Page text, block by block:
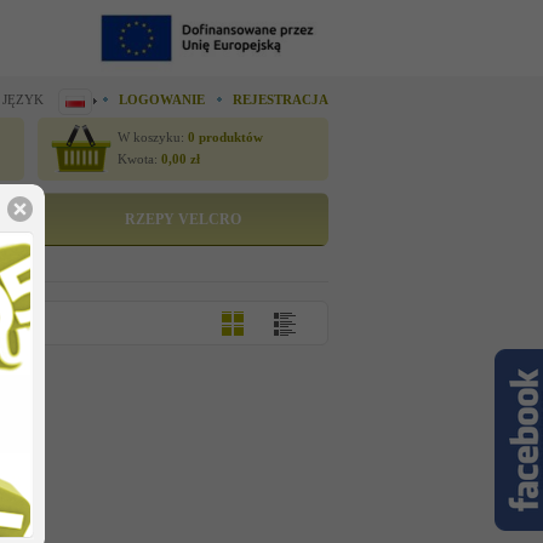
LOGOWANIE REJESTRACJA
W koszyku: 0 produktów
Kwota: 0,00 zł
RZEPY VELCRO